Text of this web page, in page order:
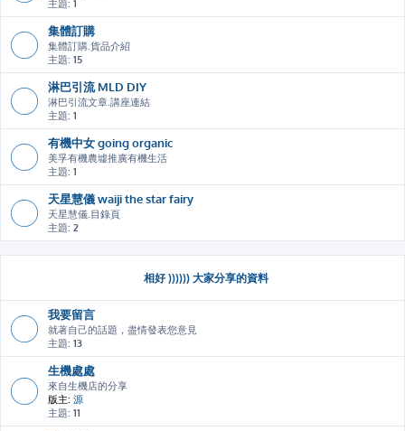
主題: 1
集體訂購
集體訂購.貨品介紹
主題: 15
淋巴引流 MLD DIY
淋巴引流文章.講座連結
主題: 1
有機中女 going organic
美孚有機農墟推廣有機生活
主題: 1
天星慧儀 waiji the star fairy
天星慧儀.目錄頁
主題: 2
相好 )))))) 大家分享的資料
我要留言
就著自己的話題，盡情發表您意見
主題: 13
生機處處
來自生機店的分享
版主: 源
主題: 11